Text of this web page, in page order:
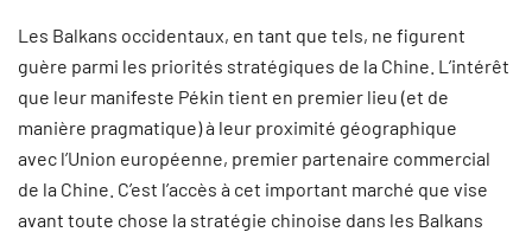
Les Balkans occidentaux, en tant que tels, ne figurent
guère parmi les priorités stratégiques de la Chine. L’intérêt
que leur manifeste Pékin tient en premier lieu (et de
manière pragmatique) à leur proximité géographique
avec l’Union européenne, premier partenaire commercial
de la Chine. C’est l’accès à cet important marché que vise
avant toute chose la stratégie chinoise dans les Balkans